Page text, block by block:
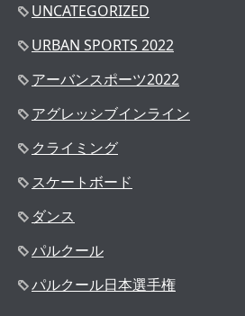
UNCATEGORIZED
URBAN SPORTS 2022
アーバンスポーツ2022
アグレッシブインライン
クライミング
スケートボード
ダンス
パルクール
パルクール日本選手権